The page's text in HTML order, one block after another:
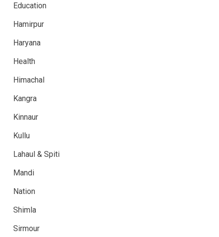
Education
Hamirpur
Haryana
Health
Himachal
Kangra
Kinnaur
Kullu
Lahaul & Spiti
Mandi
Nation
Shimla
Sirmour